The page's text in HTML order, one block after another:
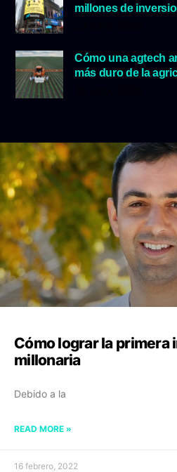
millones de
Cómo una agtech
más duro de la
Cómo lograr la primera
millonaria
Debido a la
READ MORE »
16 febrero, 2022